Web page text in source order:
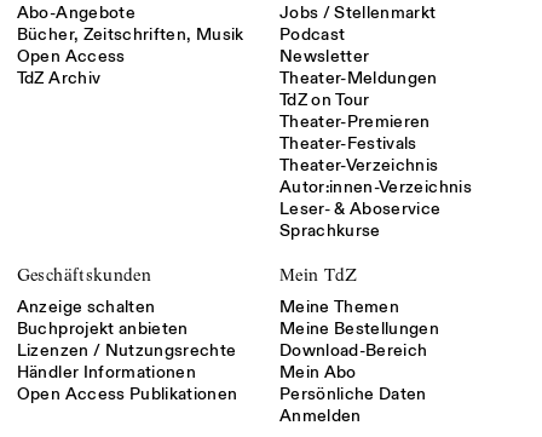
Abo-Angebote
Bücher, Zeitschriften, Musik
Open Access
TdZ Archiv
Jobs / Stellenmarkt
Podcast
Newsletter
Theater-Meldungen
TdZ on Tour
Theater-Premieren
Theater-Festivals
Theater-Verzeichnis
Autor:innen-Verzeichnis
Leser- & Aboservice
Sprachkurse
Geschäftskunden
Anzeige schalten
Buchprojekt anbieten
Lizenzen / Nutzungsrechte
Händler Informationen
Open Access Publikationen
Mein TdZ
Meine Themen
Meine Bestellungen
Download-Bereich
Mein Abo
Persönliche Daten
Anmelden